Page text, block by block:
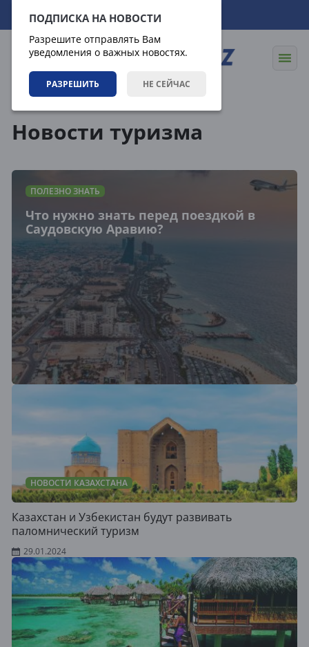
ПОДПИСКА НА НОВОСТИ
Разрешите отправлять Вам
уведомления о важных новостях.
РАЗРЕШИТЬ НЕ СЕЙЧАС
09.08.2026 02:20:45
Новости туризма
ПОЛЕЗНО ЗНАТЬ
Что нужно знать перед поездкой в
Саудовскую Аравию?
НОВОСТИ КАЗАХСТАНА
Казахстан и Узбекистан будут развивать
паломнический туризм
29.01.2024